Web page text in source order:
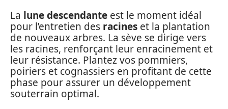
La lune descendante est le moment idéal
pour l’entretien des racines et la plantation
de nouveaux arbres. La sève se dirige vers
les racines, renforçant leur enracinement et
leur résistance. Plantez vos pommiers,
poiriers et cognassiers en profitant de cette
phase pour assurer un développement
souterrain optimal.